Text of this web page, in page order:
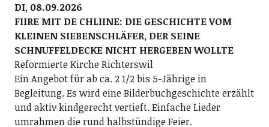
DI, 08.09.2026
FIIRE MIT DE CHLIINE: DIE GESCHICHTE VOM
KLEINEN SIEBENSCHLÄFER, DER SEINE
SCHNUFFELDECKE NICHT HERGEBEN WOLLTE
Reformierte Kirche Richterswil
Ein Angebot für ab ca. 2 1/2 bis 5-Jährige in
Begleitung. Es wird eine Bilderbuchgeschichte erzählt
und aktiv kindgerecht vertieft. Einfache Lieder
umrahmen die rund halbstündige Feier.